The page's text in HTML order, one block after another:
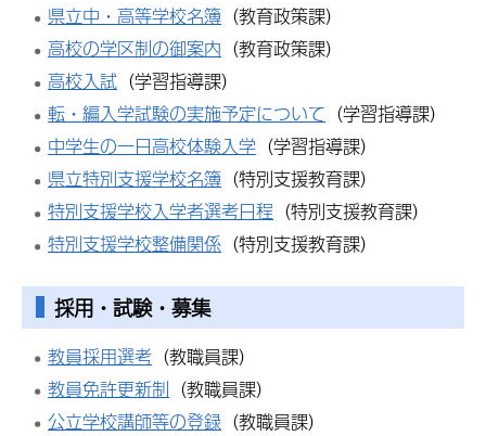
県立中・高等学校名簿 （教育政策課）
高校の学区制の御案内 （教育政策課）
高校入試 （学習指導課）
転・編入学試験の実施予定について （学習指導課）
中学生の一日高校体験入学 （学習指導課）
県立特別支援学校名簿 （特別支援教育課）
特別支援学校入学者選考日程 （特別支援教育課）
特別支援学校整備関係 （特別支援教育課）
採用・試験・募集
教員採用選考 （教職員課）
教員免許更新制 （教職員課）
公立学校講師等の登録 （教職員課）